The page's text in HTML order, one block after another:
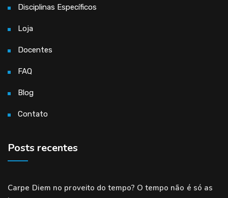
Disciplinas Específicos
Loja
Docentes
FAQ
Blog
Contato
Posts recentes
Carpe Diem no proveito do tempo? O tempo não é só as